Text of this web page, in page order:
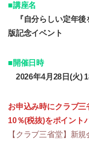
■講座名
『自分らしい定年後
版記念イベント
■開催日時
2026年4月28日(火)
お申込み時にクラブ
10％(税抜)をポイント
【クラブ三省堂】新規